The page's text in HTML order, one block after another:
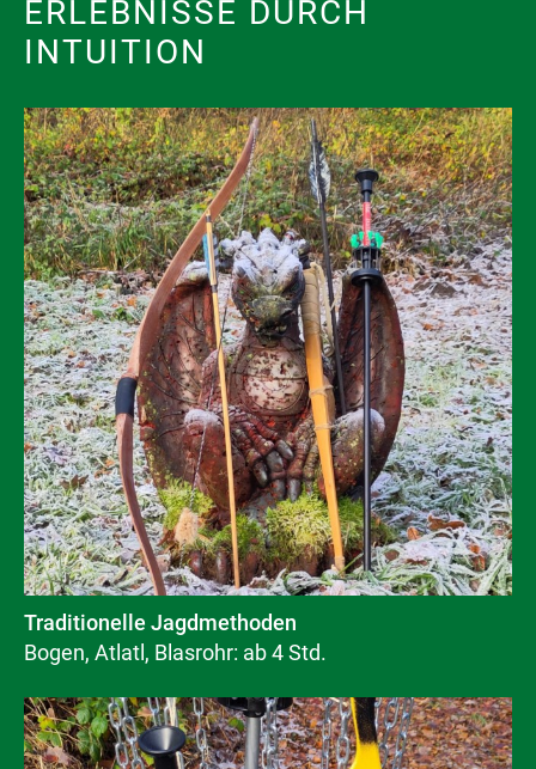
ERLEBNISSE DURCH
INTUITION
Traditionelle Jagdmethoden
Bogen, Atlatl, Blasrohr: ab 4 Std.